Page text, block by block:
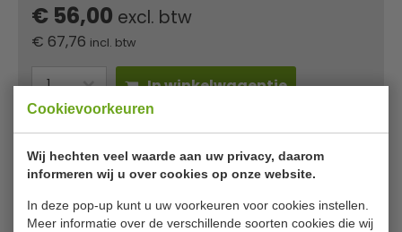
Cookievoorkeuren
Wij hechten veel waarde aan uw privacy, daarom
informeren wij u over cookies op onze website.
In deze pop-up kunt u uw voorkeuren voor cookies instellen.
Meer informatie over de verschillende soorten cookies die wij
€ 56,00 excl. btw
€ 67,76 incl. btw
In winkelwagentje
✔ Gratis verzending* ✔ 24 uur levering ✔ Laagste